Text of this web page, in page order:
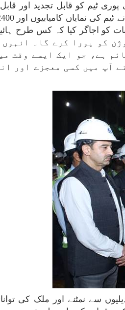
کو قابل تجدید اور قابل
کو اجاگر کیا کہ کس طرح
نریندر مودی کے 2047 تک وکست بھارت کے وژن کو
ہے، جو ایک ایسے وقت
آپ میں کسی معجزے اور
سے نمٹنے اور ملک کی